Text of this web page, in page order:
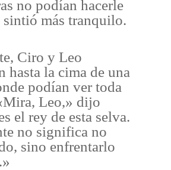
no podían hacerle
sintió más tranquilo.
Ciro y Leo
hasta la cima de una
podían ver toda
Leo,» dijo
el rey de esta selva.
no significa no
sino enfrentarlo